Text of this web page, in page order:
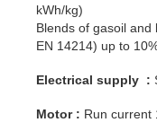
kWh/kg)
Blends of gasoil and
EN 14214) up to
Electrical supply :
Motor : Run current